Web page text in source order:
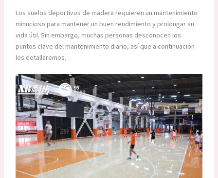
Los suelos deportivos de madera requieren un mantenimiento
minucioso para mantener un buen rendimiento y prolongar su
vida útil. Sin embargo, muchas personas desconocen los
puntos clave del mantenimiento diario, así que a continuación
los detallaremos.